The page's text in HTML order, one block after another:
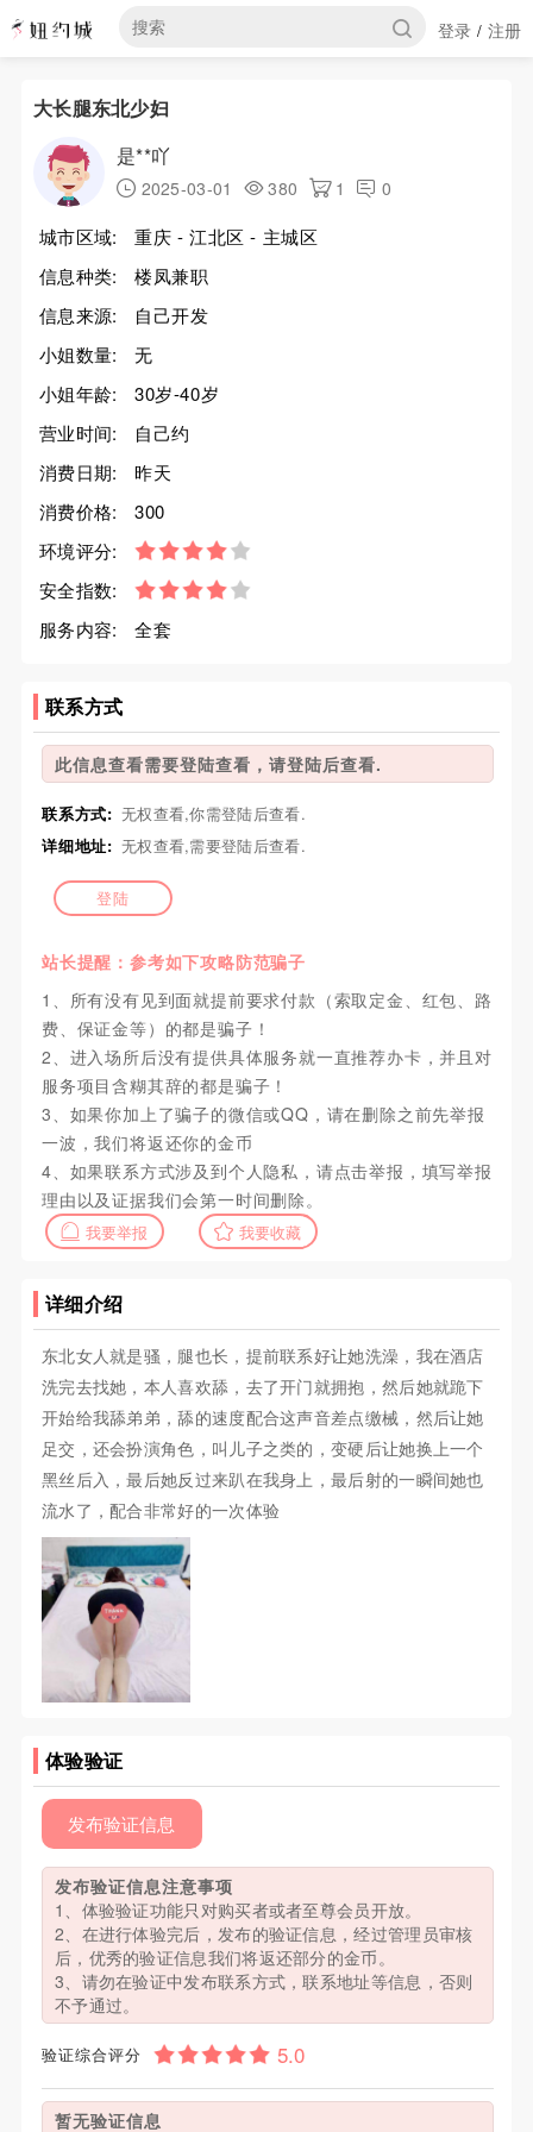
登录 / 注册
大长腿东北少妇
是**吖
2025-03-01 380 1 0
城市区域:
重庆 - 江北区 - 主城区
信息种类:
楼凤兼职
信息来源:
自己开发
小姐数量:
无
小姐年龄:
30岁-40岁
营业时间:
自己约
消费日期:
昨天
消费价格:
300
环境评分:
安全指数:
服务内容:
全套
联系方式
此信息查看需要登陆查看，请登陆后查看.
联系方式: 无权查看,你需登陆后查看.
详细地址: 无权查看,需要登陆后查看.
登陆
站长提醒：参考如下攻略防范骗子
1、所有没有见到面就提前要求付款（索取定金、红包、路
费、保证金等）的都是骗子！
2、进入场所后没有提供具体服务就一直推荐办卡，并且对
服务项目含糊其辞的都是骗子！
3、如果你加上了骗子的微信或QQ，请在删除之前先举报
一波，我们将返还你的金币
4、如果联系方式涉及到个人隐私，请点击举报，填写举报
理由以及证据我们会第一时间删除。
我要举报 我要收藏
详细介绍
东北女人就是骚，腿也长，提前联系好让她洗澡，我在酒店
洗完去找她，本人喜欢舔，去了开门就拥抱，然后她就跪下
开始给我舔弟弟，舔的速度配合这声音差点缴械，然后让她
足交，还会扮演角色，叫儿子之类的，变硬后让她换上一个
黑丝后入，最后她反过来趴在我身上，最后射的一瞬间她也
流水了，配合非常好的一次体验
体验验证
发布验证信息
发布验证信息注意事项
1、体验验证功能只对购买者或者至尊会员开放。
2、在进行体验完后，发布的验证信息，经过管理员审核
后，优秀的验证信息我们将返还部分的金币。
3、请勿在验证中发布联系方式，联系地址等信息，否则
不予通过。
验证综合评分
暂无验证信息